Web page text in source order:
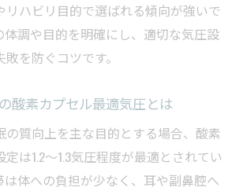
リハビリ目的で選ばれる傾向が強いで
体調や目的を明確にし、適切な気圧設
を防ぐコツです。
酸素カプセル最適気圧とは
の質向上を主な目的とする場合、酸素
は1.2～1.3気圧程度が最適とされてい
は体への負担が少なく、耳や副鼻腔へ